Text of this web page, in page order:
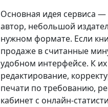
Основная идея сервиса
автор, небольшой
нужном формате. Если
продаже в считанные
удобном интерфейсе. К
редактирование,
печати по требованию,
кабинет с онлайн-